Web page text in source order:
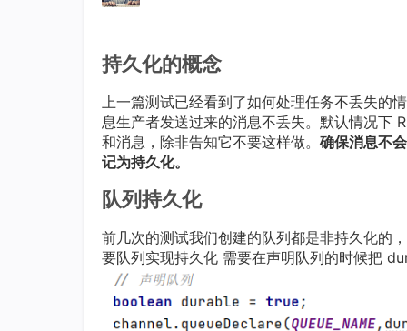
持久化的概念
上一篇测试已经看到了如何处理任务不丢失的
息生产者发送过来的消息不丢失。默认情况下
和消息，除非告知它不要这样做。 确保消息不
记为持久化。
队列持久化
前几次的测试我们创建的队列都是非持久化的
要队列实现持久化 需要在声明队列的时候把